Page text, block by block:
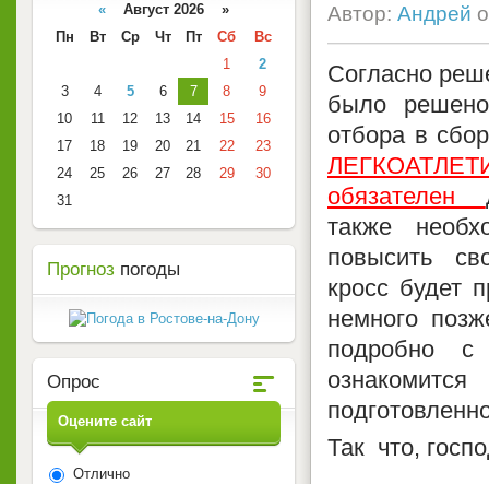
Автор: Андрей
Согласно
было
отбора в
обязателен
также
повысить
кросс будет
немного
подробно с
Так что,
« Август 2026 »
Пн
Вт Ср Чт Пт Сб
Вс
1
2
3
4 5 6 7 8
9
10
11 12 13 14 15
16
17
18 19 20 21 22
23
24
25 26 27 28 29
30
31
Прогноз погоды
Опрос
Оцените сайт
Отлично